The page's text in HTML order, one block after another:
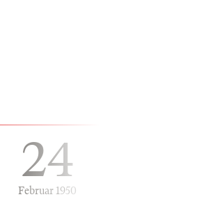
24
Februar 1950